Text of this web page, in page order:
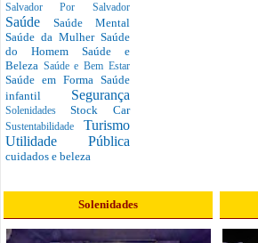
Salvador Por Salvador
Saúde Saúde Mental
Saúde da Mulher Saúde
do Homem Saúde e
Beleza Saúde e Bem Estar
Saúde em Forma Saúde
infantil Segurança
SolenidadesStock Car
Sustentabilidade Turismo
Utilidade Pública
cuidados e beleza
Solenidades